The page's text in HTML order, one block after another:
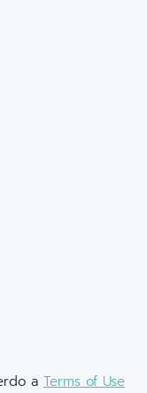
a Terms of Use